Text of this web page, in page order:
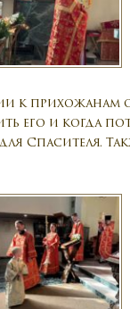
к прихожанам
его и когда
Спасителя.